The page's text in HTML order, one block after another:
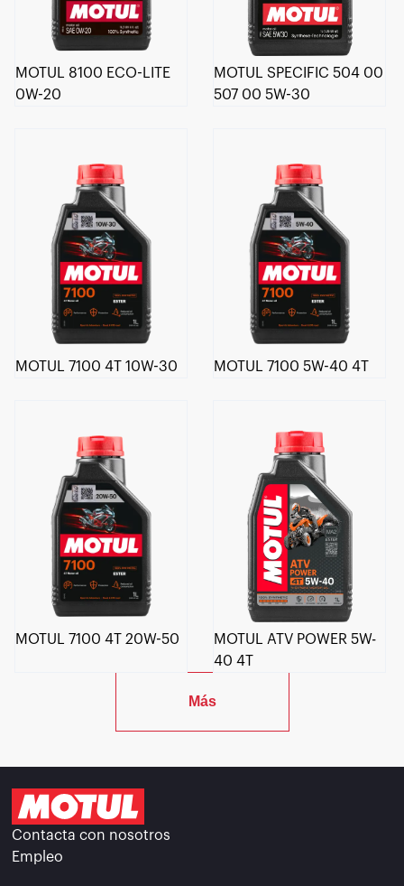
MOTUL 8100 ECO-LITE
0W-20
MOTUL SPECIFIC 504 00
507 00 5W-30
MOTUL 7100 4T 10W-30 MOTUL 7100 5W-40 4T
MOTUL 7100 4T 20W-50
MOTUL ATV POWER 5W-
40 4T
Más
Contacta con nosotros
Empleo